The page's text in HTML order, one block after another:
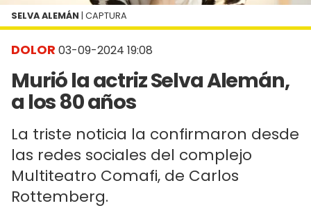
DOLOR 03-09-2024 19:08
Murió la actriz Selva Alemán,
a los 80 años
La triste noticia la confirmaron desde
las redes sociales del complejo
Multiteatro Comafi, de Carlos
Rottemberg.
SELVA ALEMÁN | CAPTURA